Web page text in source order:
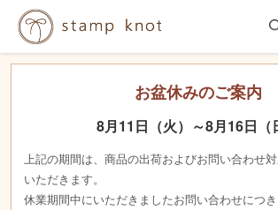
お盆休みのご案内
8月11日（火）～8月16日（
上記の期間は、商品の出荷およびお問い合わせ
いただきます。
休業期間中にいただきましたお問い合わせにつき